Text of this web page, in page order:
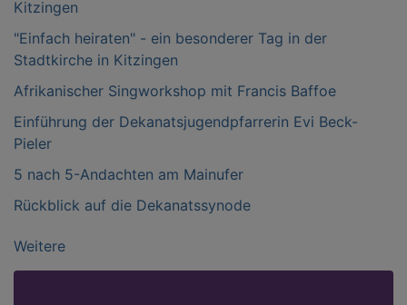
Kitzingen
"Einfach heiraten" - ein besonderer Tag in der
Stadtkirche in Kitzingen
Afrikanischer Singworkshop mit Francis Baffoe
Einführung der Dekanatsjugendpfarrerin Evi Beck-
Pieler
5 nach 5-Andachten am Mainufer
Rückblick auf die Dekanatssynode
Weitere